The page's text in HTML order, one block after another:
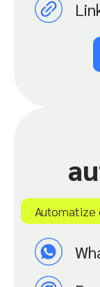
Automatize